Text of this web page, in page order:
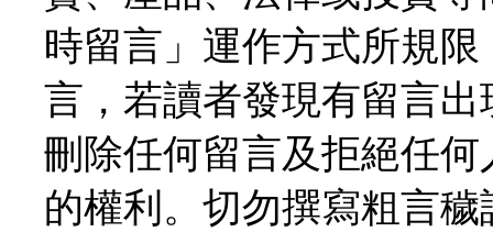
時留言」運作方式所規
言，若讀者發現有留言
刪除任何留言及拒絕任
的權利。切勿撰寫粗言